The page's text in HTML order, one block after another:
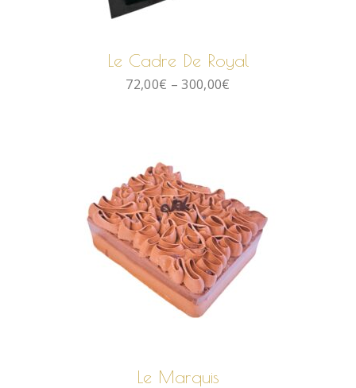
CHOIX DES OPTIONS
Le Cadre De Royal
72,00€ –300,00€
Le Marquis